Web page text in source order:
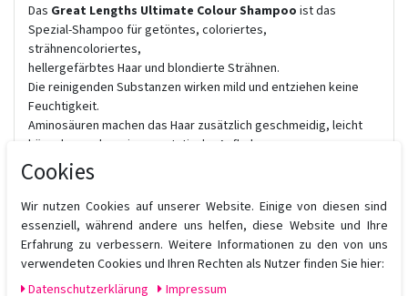
Das Great Lengths Ultimate Colour Shampoo ist das
Spezial-Shampoo für getöntes, coloriertes,
strähnencoloriertes,
hellergefärbtes Haar und blondierte Strähnen.
Die reinigenden Substanzen wirken mild und entziehen keine
Feuchtigkeit.
Aminosäuren machen das Haar zusätzlich geschmeidig, leicht
kämmbar und verringern statische Aufladung.
GSP-T® schützt wirksam vor freien Radikalen.
Der pH-Wert 5,5 ist ideal für die Kopfhaut.
Vor allem aber beugt SOLAMER TM GR8 dem Abbau und
Ausbleichen der Farben vor.
Lang anhaltende Leuchtkraft und hinreißender Glanz bilde sich
immer wieder auf´s Neue.
Anwendung:
Cookies
Wir nutzen Cookies auf unserer Website. Einige von diesen sind
essenziell, während andere uns helfen, diese Website und Ihre
Erfahrung zu verbessern. Weitere Informationen zu den von uns
verwendeten Cookies und Ihren Rechten als Nutzer finden Sie hier:
Daten­schutz­erklärung
Impressum